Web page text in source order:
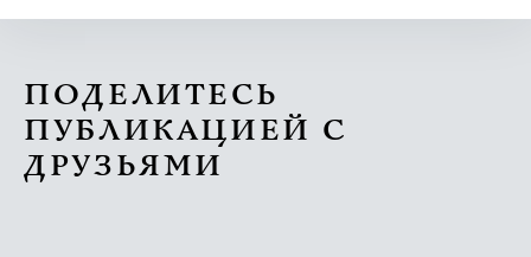
ПОДЕЛИТЕСЬ
ПУБЛИКАЦИЕЙ С
ДРУЗЬЯМИ